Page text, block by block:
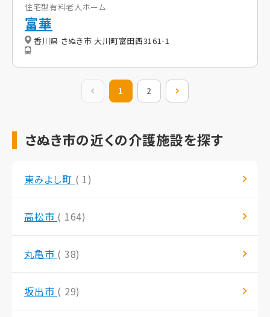
住宅型有料老人ホーム
富華
香川県 さぬき市 大川町富田西3161-1
前の20件
1 2
さぬき市の近くの介護施設を探す
東みよし町 ( 1)
高松市 ( 164)
丸亀市 ( 38)
坂出市 ( 29)